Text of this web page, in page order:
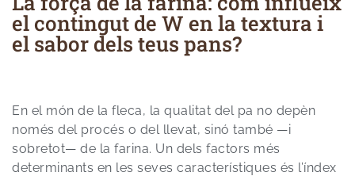
el contingut de W en la textura i
el sabor dels teus pans?
En el món de la fleca, la qualitat del pa no depèn
només del procés o del llevat, sinó també —i
sobretot— de la farina. Un dels factors més
determinants en les seves característiques és l’índex